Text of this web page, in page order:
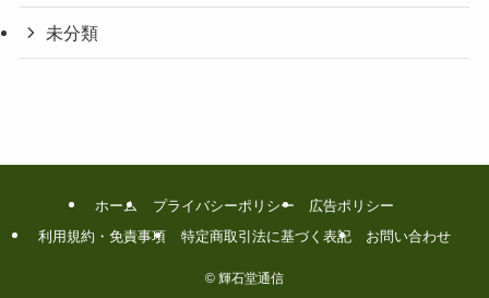
未分類
ホーム プライバシーポリシー
広告ポリシー
利用規約・免責事項
特定商取引法に基づく表記 お問い合わせ
© 輝石堂通信